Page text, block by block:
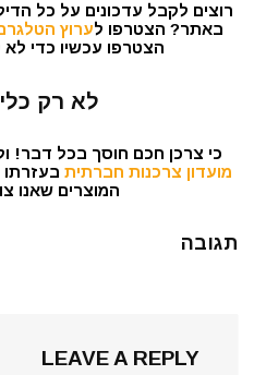
רוצים לקבל עדכונים על כל
באתר? הצטרפו לערוץ
הצטרפו עכשיו כדי לא
לא רק
כי צרכן חכם חוסך בכל דבר!
מועדון צרכנות חברתית בעזרתו
המוצרים שאנו
תגובה
LEAVE A REPLY